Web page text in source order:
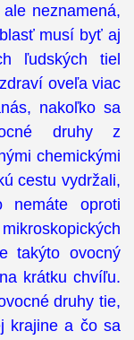
neznamená,
musí byť aj
ľudských tiel
oveľa viac
nakoľko sa
druhy z
chemickými
cestu vydržali,
oproti
takýto ovocný
krátku chvíľu.
druhy tie,
krajine a čo sa